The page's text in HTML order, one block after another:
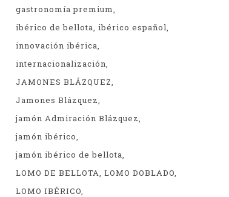
gastronomía premium
ibérico de bellota ibérico español
innovación ibérica
internacionalización
JAMONES BLÁZQUEZ
Jamones Blázquez
jamón Admiración Blázquez
jamón ibérico
jamón ibérico de bellota
LOMO DE BELLOTA LOMO DOBLADO
LOMO IBÉRICO